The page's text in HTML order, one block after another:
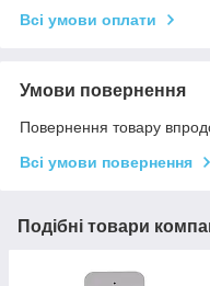
Всі умови оплати
Умови повернення
Повернення товару
Всі умови повернення
Подібні товари